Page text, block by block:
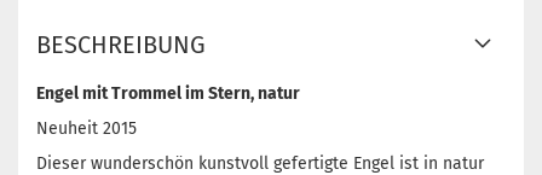
BESCHREIBUNG
Engel mit Trommel im Stern, natur
Neuheit 2015
Dieser wunderschön kunstvoll gefertigte Engel ist in natur